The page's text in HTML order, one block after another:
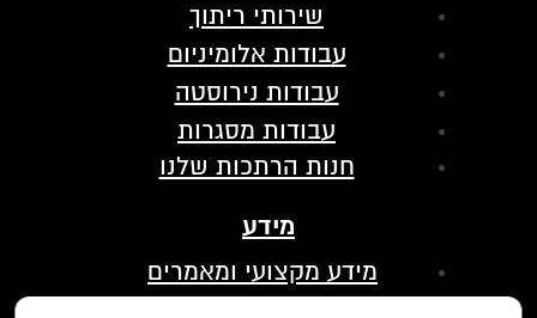
שירותי ריתוך
עבודות אלומיניום
עבודות נירוסטה
עבודות מסגרות
חנות הרתכות שלנו
מידע
מידע מקצועי ומאמרים